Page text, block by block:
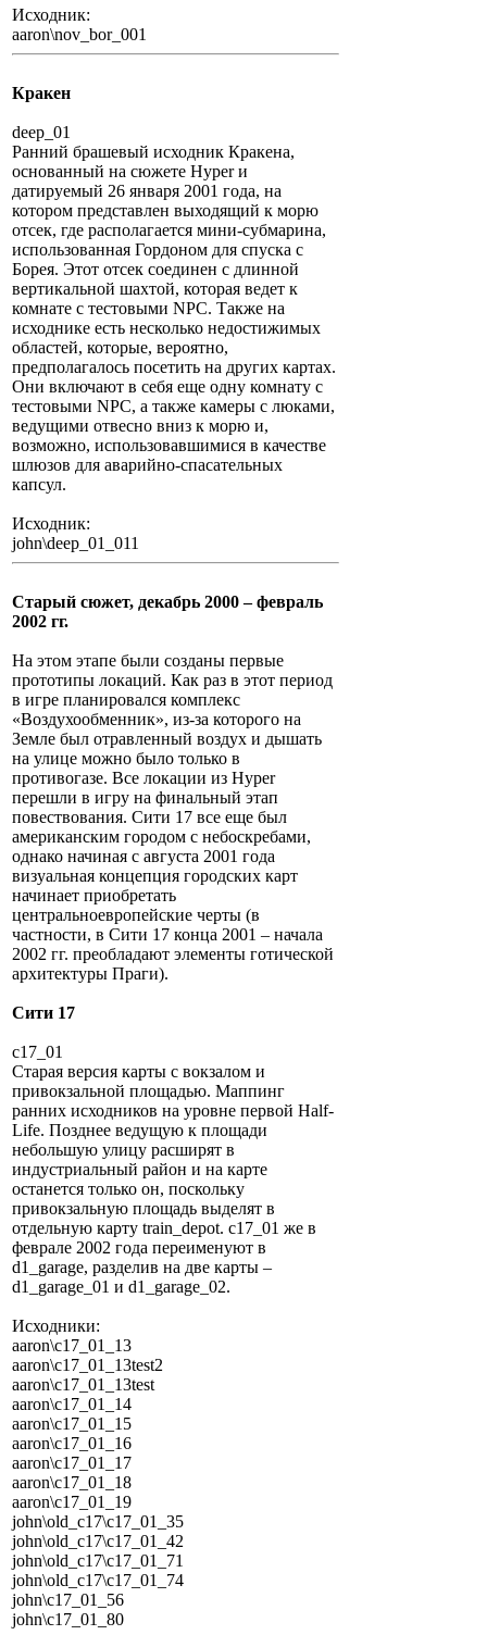
Исходник:
aaron\nov_bor_001
Кракен
deep_01
Ранний брашевый исходник Кракена,
основанный на сюжете Hyper и
датируемый 26 января 2001 года, на
котором представлен выходящий к морю
отсек, где располагается мини-субмарина,
использованная Гордоном для спуска с
Борея. Этот отсек соединен с длинной
вертикальной шахтой, которая ведет к
комнате с тестовыми NPC. Также на
исходнике есть несколько недостижимых
областей, которые, вероятно,
предполагалось посетить на других картах.
Они включают в себя еще одну комнату с
тестовыми NPC, а также камеры с люками,
ведущими отвесно вниз к морю и,
возможно, использовавшимися в качестве
шлюзов для аварийно-спасательных
капсул.
Исходник:
john\deep_01_011
Старый сюжет, декабрь 2000 – февраль
2002 гг.
На этом этапе были созданы первые
прототипы локаций. Как раз в этот период
в игре планировался комплекс
«Воздухообменник», из-за которого на
Земле был отравленный воздух и дышать
на улице можно было только в
противогазе. Все локации из Hyper
перешли в игру на финальный этап
повествования. Сити 17 все еще был
американским городом с небоскребами,
однако начиная с августа 2001 года
визуальная концепция городских карт
начинает приобретать
центральноевропейские черты (в
частности, в Сити 17 конца 2001 – начала
2002 гг. преобладают элементы готической
архитектуры Праги).
Сити 17
c17_01
Старая версия карты с вокзалом и
привокзальной площадью. Маппинг
ранних исходников на уровне первой Half-
Life. Позднее ведущую к площади
небольшую улицу расширят в
индустриальный район и на карте
останется только он, поскольку
привокзальную площадь выделят в
отдельную карту train_depot. c17_01 же в
феврале 2002 года переименуют в
d1_garage, разделив на две карты –
d1_garage_01 и d1_garage_02.
Исходники:
aaron\c17_01_13
aaron\c17_01_13test2
aaron\c17_01_13test
aaron\c17_01_14
aaron\c17_01_15
aaron\c17_01_16
aaron\c17_01_17
aaron\c17_01_18
aaron\c17_01_19
john\old_c17\c17_01_35
john\old_c17\c17_01_42
john\old_c17\c17_01_71
john\old_c17\c17_01_74
john\c17_01_56
john\c17_01_80